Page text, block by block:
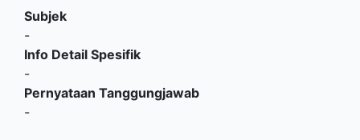
Subjek
-
Info Detail Spesifik
-
Pernyataan Tanggungjawab
-